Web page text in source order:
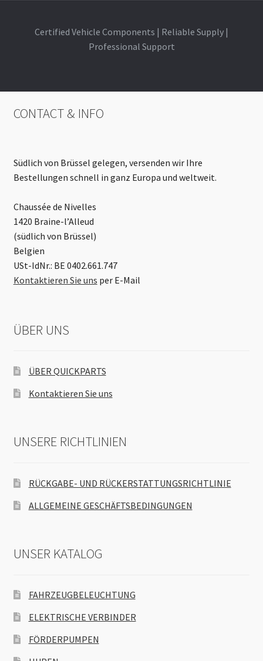
Certified Vehicle Components | Reliable Supply |
Professional Support
CONTACT & INFO
Südlich von Brüssel gelegen, versenden wir Ihre
Bestellungen schnell in ganz Europa und weltweit.
Chaussée de Nivelles
1420 Braine-l’Alleud
(südlich von Brüssel)
Belgien
USt-IdNr.: BE 0402.661.747
Kontaktieren Sie uns per E-Mail
ÜBER UNS
ÜBER QUICKPARTS
Kontaktieren Sie uns
UNSERE RICHTLINIEN
RÜCKGABE- UND RÜCKERSTATTUNGSRICHTLINIE
ALLGEMEINE GESCHÄFTSBEDINGUNGEN
UNSER KATALOG
FAHRZEUGBELEUCHTUNG
ELEKTRISCHE VERBINDER
FÖRDERPUMPEN